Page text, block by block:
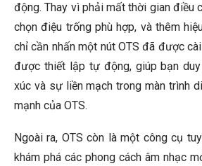
động. Thay vì phải mất thời gian điều
chọn điệu trống phù hợp, và thêm
chỉ cần nhấn một nút OTS đã được
được thiết lập tự động, giúp bạn
xúc và sự liền mạch trong màn trình
mạnh của OTS.
Ngoài ra, OTS còn là một công cụ
khám phá các phong cách âm nhạc